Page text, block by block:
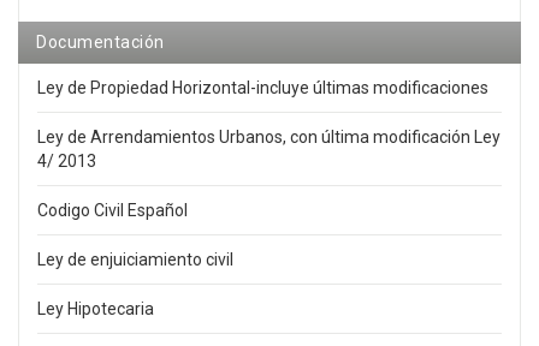
Documentación
Ley de Propiedad Horizontal-incluye últimas modificaciones
Ley de Arrendamientos Urbanos, con última modificación Ley
4/ 2013
Codigo Civil Español
Ley de enjuiciamiento civil
Ley Hipotecaria